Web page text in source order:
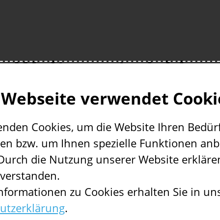
Ganguly (Universität Wien)
Weiterentwicklung des
mit Arbeitspaket 6 die Beratung und
Zuge der Weiterentwicklung des
Es werden ebenso die
verwendet
Cookies, um die Website Ihren
bzw. um Ihnen spezielle Funktionen
die Nutzung unserer Website
zu Cookies erhalten Sie in
.